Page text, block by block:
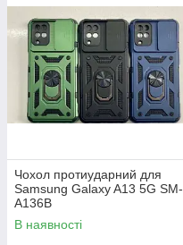
Чохол протиударний для
Samsung Galaxy A13 5G SM-
A136B
В наявності